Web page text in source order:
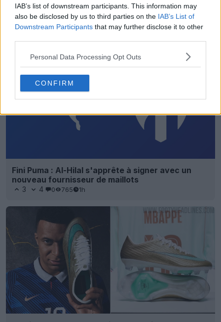
IAB’s list of downstream participants. This information may
also be disclosed by us to third parties on the IAB’s List of
Downstream Participants that may further disclose it to other
Personal Data Processing Opt Outs
CONFIRM
Sortie du troisième maillot Adidas du Lecce 26-27
- Fin des maillots créés en interne
Fini Puma : Al-Hilal s'apprête à signer avec un
nouveau fournisseur de maillots
3 4 0 765 1h